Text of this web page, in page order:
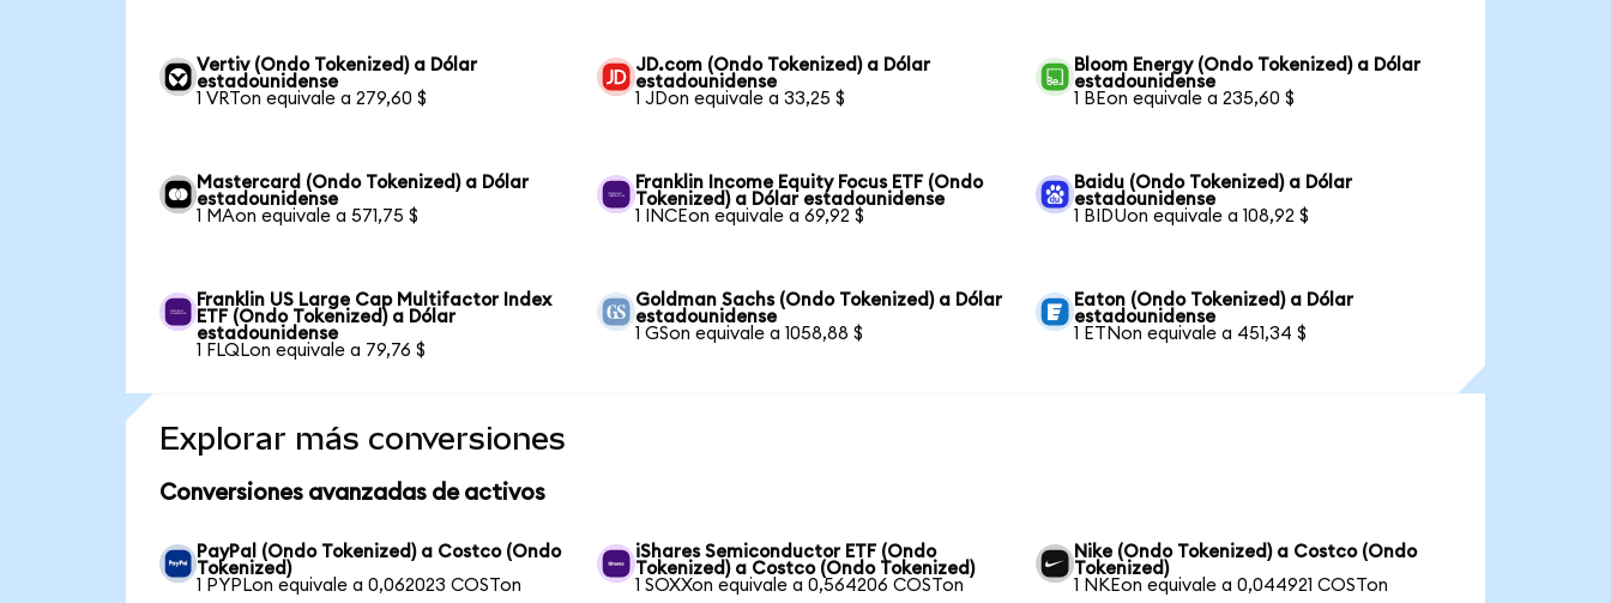
Vertiv (Ondo Tokenized) a Dólar
estadounidense
1 VRTon equivale a 279,60 $
JD.com (Ondo Tokenized) a Dólar
estadounidense
1 JDon equivale a 33,25 $
Bloom Energy (Ondo Tokenized) a Dólar
estadounidense
1 BEon equivale a 235,60 $
Mastercard (Ondo Tokenized) a Dólar
estadounidense
1 MAon equivale a 571,75 $
Franklin Income Equity Focus ETF (Ondo
Tokenized) a Dólar estadounidense
1 INCEon equivale a 69,92 $
Baidu (Ondo Tokenized) a Dólar
estadounidense
1 BIDUon equivale a 108,92 $
Franklin US Large Cap Multifactor Index
ETF (Ondo Tokenized) a Dólar
estadounidense
1 FLQLon equivale a 79,76 $
Goldman Sachs (Ondo Tokenized) a Dólar
estadounidense
1 GSon equivale a 1058,88 $
Eaton (Ondo Tokenized) a Dólar
estadounidense
1 ETNon equivale a 451,34 $
Explorar más conversiones
Conversiones avanzadas de activos
PayPal (Ondo Tokenized) a Costco (Ondo
Tokenized)
1 PYPLon equivale a 0,062023 COSTon
iShares Semiconductor ETF (Ondo
Tokenized) a Costco (Ondo Tokenized)
1 SOXXon equivale a 0,564206 COSTon
Nike (Ondo Tokenized) a Costco (Ondo
Tokenized)
1 NKEon equivale a 0,044921 COSTon